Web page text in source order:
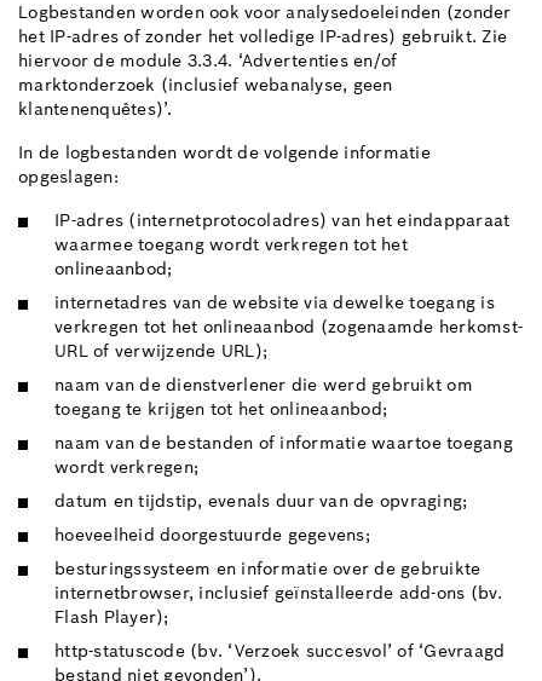
Logbestanden worden ook voor analysedoeleinden (zonder
het IP-adres of zonder het volledige IP-adres) gebruikt. Zie
hiervoor de module 3.3.4. ‘Advertenties en/of
marktonderzoek (inclusief webanalyse, geen
klantenenquêtes)’.
In de logbestanden wordt de volgende informatie
opgeslagen:
IP-adres (internetprotocoladres) van het eindapparaat
waarmee toegang wordt verkregen tot het
onlineaanbod;
internetadres van de website via dewelke toegang is
verkregen tot het onlineaanbod (zogenaamde herkomst-
URL of verwijzende URL);
naam van de dienstverlener die werd gebruikt om
toegang te krijgen tot het onlineaanbod;
naam van de bestanden of informatie waartoe toegang
wordt verkregen;
datum en tijdstip, evenals duur van de opvraging;
hoeveelheid doorgestuurde gegevens;
besturingssysteem en informatie over de gebruikte
internetbrowser, inclusief geïnstalleerde add-ons (bv.
Flash Player);
http-statuscode (bv. ‘Verzoek succesvol’ of ‘Gevraagd
bestand niet gevonden’).